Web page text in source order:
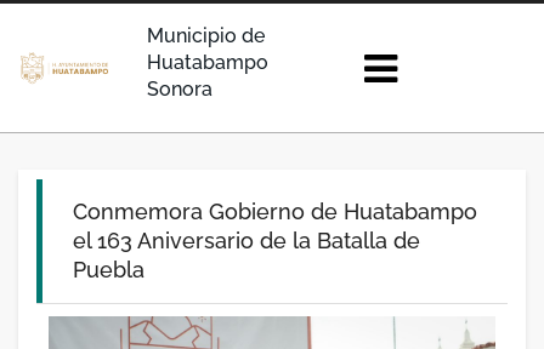
Municipio de
Huatabampo
Sonora
Conmemora Gobierno de Huatabampo
el 163 Aniversario de la Batalla de
Puebla